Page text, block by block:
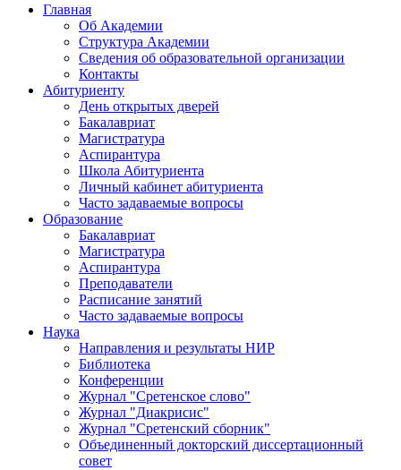
Главная
Об Академии
Структура Академии
Сведения об образовательной организации
Контакты
Абитуриенту
День открытых дверей
Бакалавриат
Магистратура
Аспирантура
Школа Абитуриента
Личный кабинет абитуриента
Часто задаваемые вопросы
Образование
Бакалавриат
Магистратура
Аспирантура
Преподаватели
Расписание занятий
Часто задаваемые вопросы
Наука
Направления и результаты НИР
Библиотека
Конференции
Журнал "Сретенское слово"
Журнал "Диакрисис"
Журнал "Сретенский сборник"
Объединенный докторский диссертационный
совет